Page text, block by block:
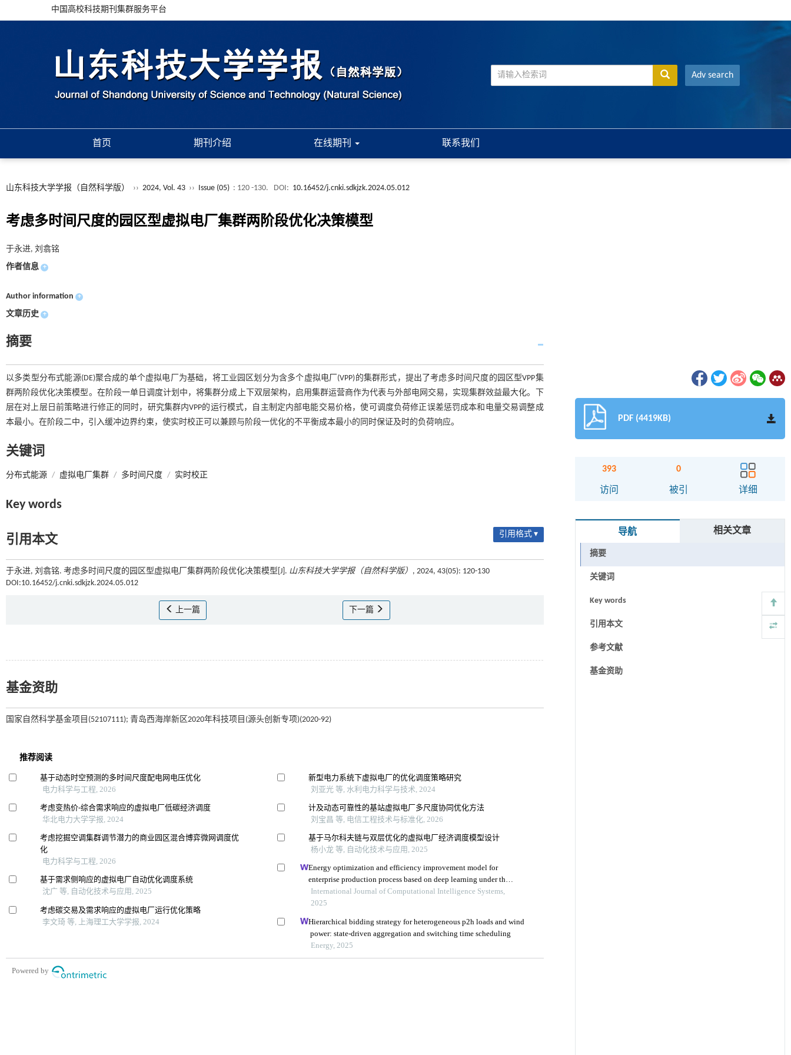
中国高校科技期刊集群服务平台
Adv search
首页 期刊介绍 在线期刊 联系我们
山东科技大学学报（自然科学版） ›› 2024, Vol. 43 ›› Issue (05) : 120 -130. DOI: 10.16452/j.cnki.sdkjzk.2024.05.012
考虑多时间尺度的园区型虚拟电厂集群两阶段优化决策模型
于永进, 刘翕铭
作者信息 +
Author information +
文章历史 +
摘要
以多类型分布式能源(DE)聚合成的单个虚拟电厂为基础，将工业园区划分为含多个虚拟电厂(VPP)的集群形式，提出了考虑多时间尺度的园区型VPP集
群两阶段优化决策模型。在阶段一单日调度计划中，将集群分成上下双层架构，启用集群运营商作为代表与外部电网交易，实现集群效益最大化。下
层在对上层日前策略进行修正的同时，研究集群内VPP的运行模式，自主制定内部电能交易价格，使可调度负荷修正误差惩罚成本和电量交易调整成
本最小。在阶段二中，引入缓冲边界约束，使实时校正可以兼顾与阶段一优化的不平衡成本最小的同时保证及时的负荷响应。
关键词
分布式能源 / 虚拟电厂集群 / 多时间尺度 / 实时校正
Key words
引用本文 引用格式 ▾
于永进, 刘翕铭. 考虑多时间尺度的园区型虚拟电厂集群两阶段优化决策模型[J]. 山东科技大学学报（自然科学版） , 2024, 43(05): 120-130
DOI:10.16452/j.cnki.sdkjzk.2024.05.012
上一篇 下一篇
基金资助
国家自然科学基金项目(52107111); 青岛西海岸新区2020年科技项目(源头创新专项)(2020-92)
PDF (4419KB)
393
访问
0
被引 详细
导航 相关文章
摘要
关键词
Key words
引用本文
参考文献
基金资助